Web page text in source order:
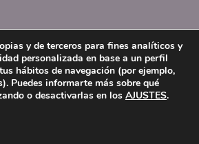
©2026 Mi Platera
y de terceros para fines analíticos y
personalizada en base a un perfil
hábitos de navegación (por ejemplo,
Puedes informarte más sobre qué
o desactivarlas en los AJUSTES.